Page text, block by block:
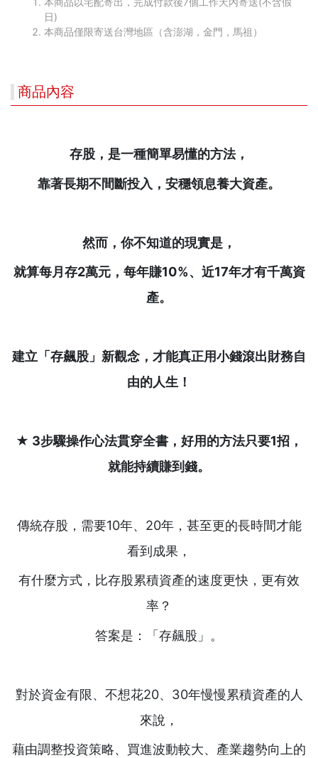
日)
本商品僅限寄送台灣地區（含澎湖，金門，馬祖）
商品內容
存股，是一種簡單易懂的方法，
靠著長期不間斷投入，安穩領息養大資產。
然而，你不知道的現實是，
就算每月存2萬元，每年賺10%、近17年才有千萬資
產。
建立「存飆股」新觀念，才能真正用小錢滾出財務自
由的人生！
★ 3步驟操作心法貫穿全書，好用的方法只要1招，
就能持續賺到錢。
傳統存股，需要10年、20年，甚至更的長時間才能
看到成果，
有什麼方式，比存股累積資產的速度更快，更有效
率？
答案是：「存飆股」。
對於資金有限、不想花20、30年慢慢累積資產的人
來說，
藉由調整投資策略、買進波動較大、產業趨勢向上的